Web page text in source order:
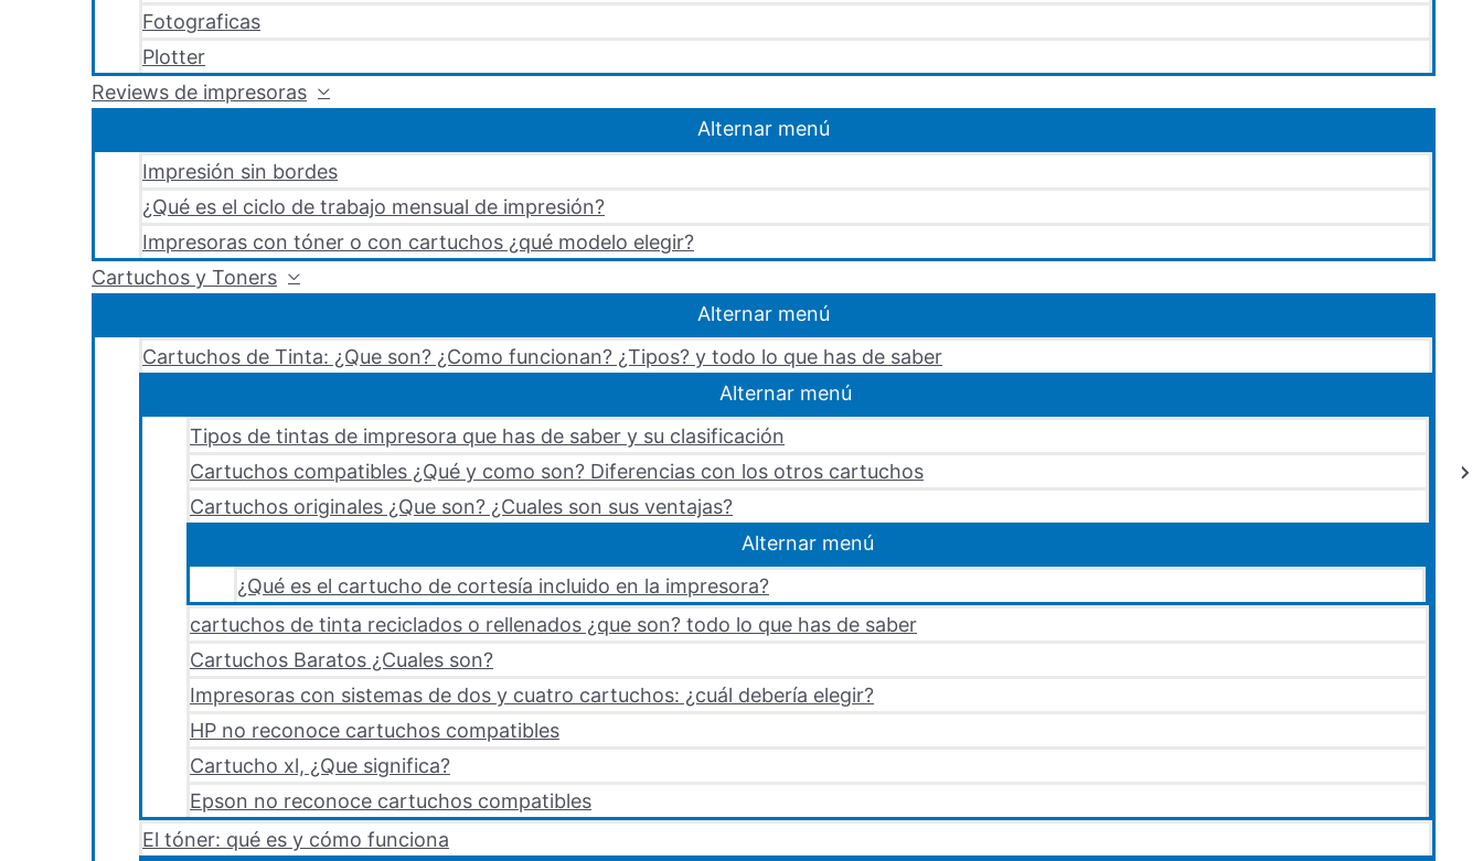
Fotograficas
Plotter
Reviews de impresoras
Alternar menú
Impresión sin bordes
¿Qué es el ciclo de trabajo mensual de impresión?
Impresoras con tóner o con cartuchos ¿qué modelo elegir?
Cartuchos y Toners
Alternar menú
Cartuchos de Tinta: ¿Que son? ¿Como funcionan? ¿Tipos? y todo lo que has de saber
Alternar menú
Tipos de tintas de impresora que has de saber y su clasificación
Cartuchos compatibles ¿Qué y como son? Diferencias con los otros cartuchos
Cartuchos originales ¿Que son? ¿Cuales son sus ventajas?
Alternar menú
¿Qué es el cartucho de cortesía incluido en la impresora?
cartuchos de tinta reciclados o rellenados ¿que son? todo lo que has de saber
Cartuchos Baratos ¿Cuales son?
Impresoras con sistemas de dos y cuatro cartuchos: ¿cuál debería elegir?
HP no reconoce cartuchos compatibles
Cartucho xl, ¿Que significa?
Epson no reconoce cartuchos compatibles
El tóner: qué es y cómo funciona